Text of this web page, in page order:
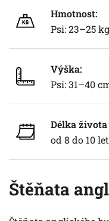
Hmotnost:
Psi: 23–25
Výška:
Psi: 31–40
Délka života
od 8 do 10 let
Štěňata